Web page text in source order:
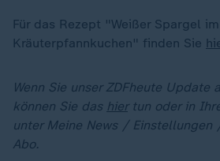
Für das Rezept "Weißer Spargel im
Kräuterpfannkuchen" finden Sie
Wenn Sie unser ZDFheute Update
können Sie das hiertun oder in
unter Meine News / Einstellungen
Abo.